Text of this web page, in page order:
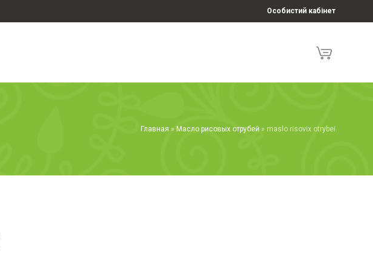
Особистий кабінет
Главная » Масло рисовых отрубей » maslo risovix otrybei